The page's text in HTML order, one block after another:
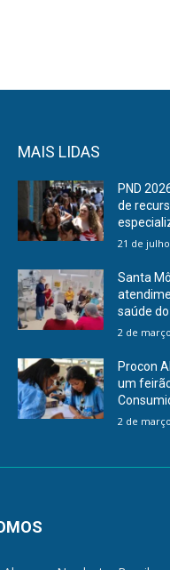
MAIS LIDAS
PND
de
21 de
Santa
saúde
2 de
Procon
um
2 de